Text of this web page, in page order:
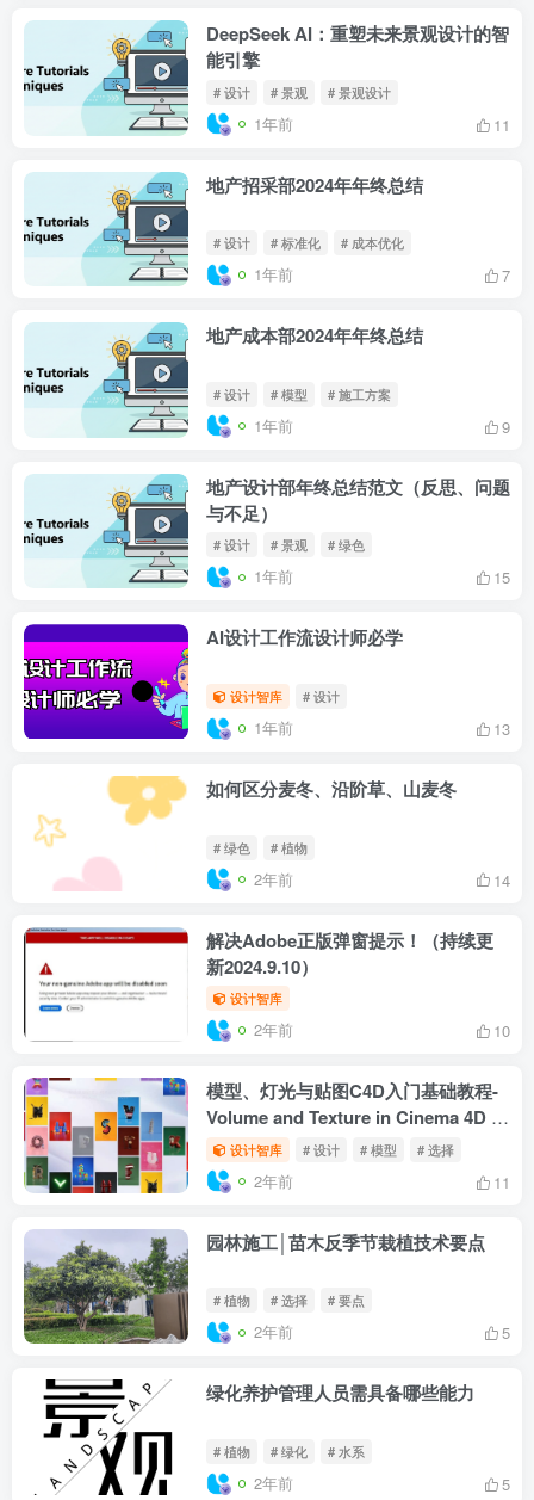
DeepSeek AI：重塑未来景观设计的智
能引擎
# 设计 # 景观 # 景观设计
1年前 11
地产招采部2024年年终总结
# 设计 # 标准化 # 成本优化
1年前 7
地产成本部2024年年终总结
# 设计 # 模型 # 施工方案
1年前 9
地产设计部年终总结范文（反思、问题
与不足）
# 设计 # 景观 # 绿色
1年前 15
AI设计工作流设计师必学
设计智库 # 设计
1年前 13
如何区分麦冬、沿阶草、山麦冬
# 绿色 # 植物
2年前 14
解决Adobe正版弹窗提示！（持续更
新2024.9.10）
设计智库
2年前 10
模型、灯光与贴图C4D入门基础教程-
Volume and Texture in Cinema 4D –
Transform Objects
设计智库 # 设计 # 模型 # 选择
2年前 11
园林施工│苗木反季节栽植技术要点
# 植物 # 选择 # 要点
2年前 5
绿化养护管理人员需具备哪些能力
# 植物 # 绿化 # 水系
2年前 5